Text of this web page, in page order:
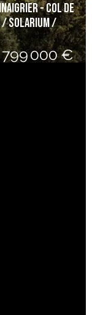
- Col de
Solarium /
799 000 €